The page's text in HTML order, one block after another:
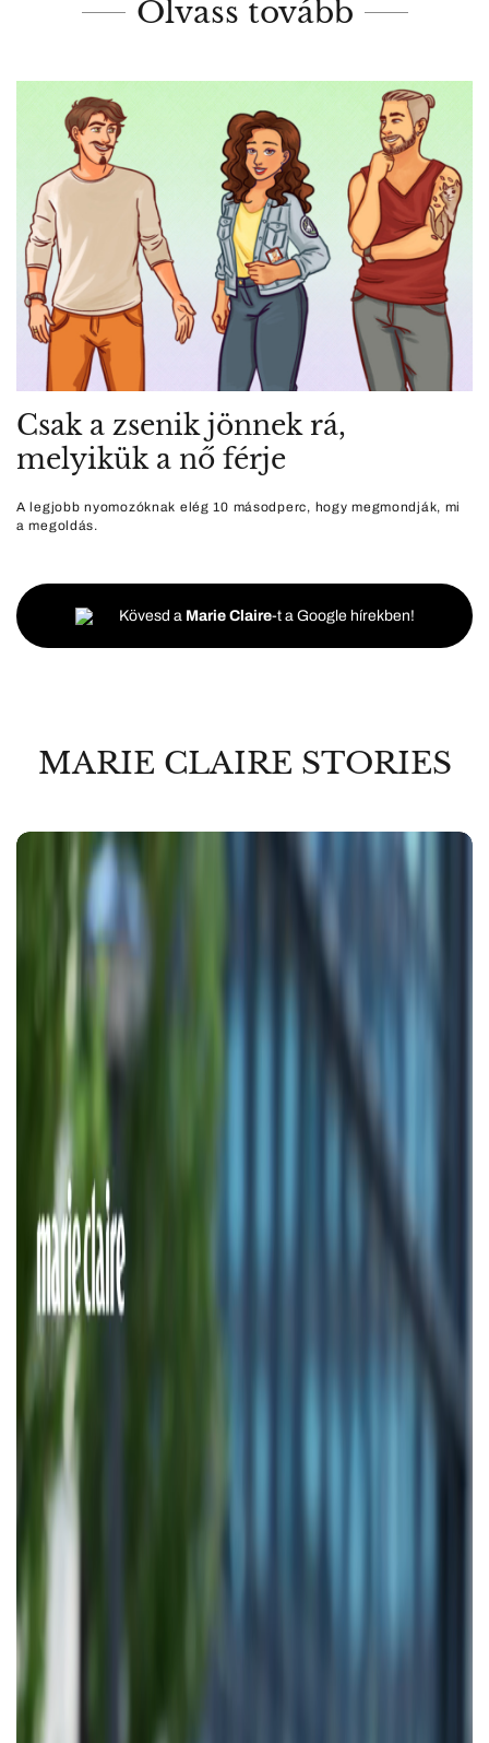
Olvass tovább
Csak a zsenik jönnek rá,
melyikük a nő férje
A legjobb nyomozóknak elég 10 másodperc, hogy megmondják, mi
a megoldás.
Kövesd a Marie Claire-t a Google hírekben!
MARIE CLAIRE STORIES